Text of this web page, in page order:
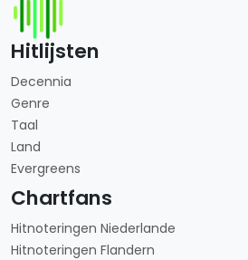
Hitlijsten
Decennia
Genre
Taal
Land
Evergreens
Chartfans
Hitnoteringen Niederlande
Hitnoteringen Flandern